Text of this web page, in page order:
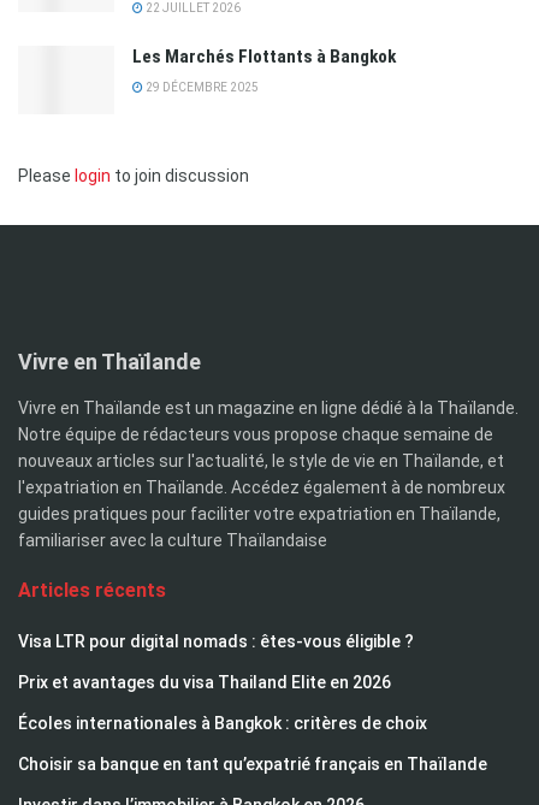
22 JUILLET 2026
Les Marchés Flottants à Bangkok
29 DÉCEMBRE 2025
Please login to join discussion
Vivre en Thaïlande
Vivre en Thaïlande est un magazine en ligne dédié à la Thaïlande.
Notre équipe de rédacteurs vous propose chaque semaine de
nouveaux articles sur l'actualité, le style de vie en Thaïlande, et
l'expatriation en Thaïlande. Accédez également à de nombreux
guides pratiques pour faciliter votre expatriation en Thaïlande,
familiariser avec la culture Thaïlandaise
Articles récents
Visa LTR pour digital nomads : êtes-vous éligible ?
Prix et avantages du visa Thailand Elite en 2026
Écoles internationales à Bangkok : critères de choix
Choisir sa banque en tant qu’expatrié français en Thaïlande